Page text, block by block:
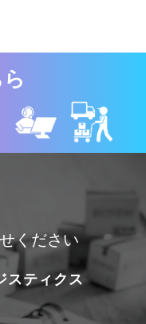
ください
スティクス